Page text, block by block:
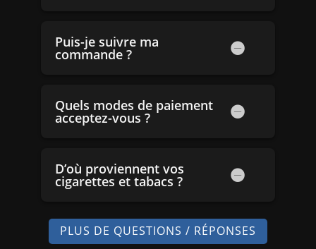
Puis-je suivre ma
commande ?
Quels modes de paiement
acceptez-vous ?
D’où proviennent vos
cigarettes et tabacs ?
PLUS DE QUESTIONS / RÉPONSES